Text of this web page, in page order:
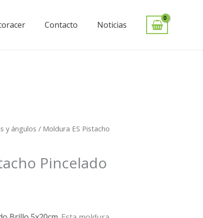
Contacto Noticias
y ángulos / Moldura ES Pistacho
Pincelado